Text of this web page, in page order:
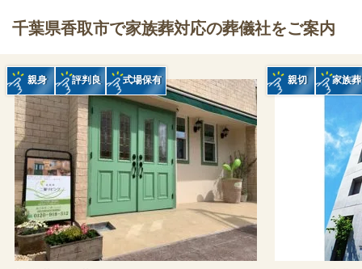
千葉県香取市で家族葬対応の葬儀社をご案内
親身 評判良 式場保有 親切 家族葬